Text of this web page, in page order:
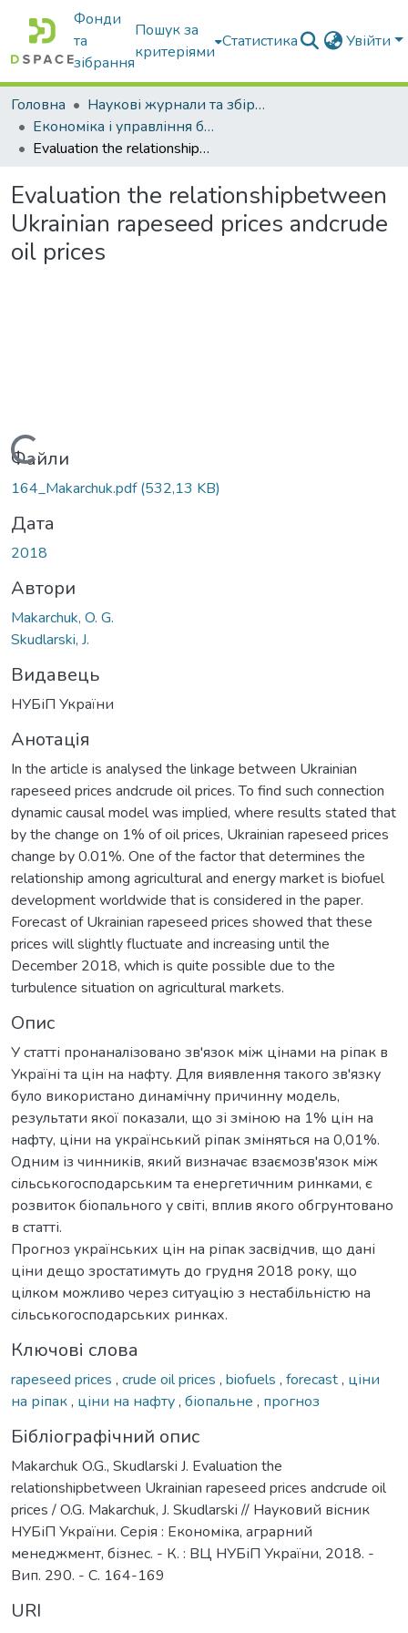
Фонди
та
зібрання
Пошук за
критеріями
Статистика Увійти
Головна
Наукові журнали та збірники видань
Економіка і управління бізнесом
Evaluation the relationshipbetween Ukrainian rapeseed prices andcrude oil prices
Evaluation the relationshipbetween
Ukrainian rapeseed prices andcrude
oil prices
Вантажиться...
Файли
164_Makarchuk.pdf(532,13 KB)
Дата
2018
Автори
Makarchuk, O. G.
Skudlarski, J.
Видавець
НУБіП України
Анотація
In the article is analysed the linkage between Ukrainian
rapeseed prices andcrude oil prices. To find such connection
dynamic causal model was implied, where results stated that
by the change on 1% of oil prices, Ukrainian rapeseed prices
change by 0.01%. One of the factor that determines the
relationship among agricultural and energy market is biofuel
development worldwide that is considered in the paper.
Forecast of Ukrainian rapeseed prices showed that these
prices will slightly fluctuate and increasing until the
December 2018, which is quite possible due to the
turbulence situation on agricultural markets.
Опис
У статті пронаналізовано зв'язок між цінами на ріпак в
Україні та цін на нафту. Для виявлення такого зв'язку
було використано динамічну причинну модель,
результати якої показали, що зі зміною на 1% цін на
нафту, ціни на український ріпак зміняться на 0,01%.
Одним із чинників, який визначає взаємозв'язок між
сільськогосподарським та енергетичним ринками, є
розвиток біопального у світі, вплив якого обгрунтовано
в статті.
Прогноз українських цін на ріпак засвідчив, що дані
ціни дещо зростатимуть до грудня 2018 року, що
цілком можливо через ситуацію з нестабільністю на
сільськогосподарських ринках.
Ключові слова
rapeseed prices , crude oil prices , biofuels , forecast, ціни
на ріпак, ціни на нафту, біопальне , прогноз
Бібліографічний опис
Makarchuk O.G., Skudlarski J. Evaluation the
relationshipbetween Ukrainian rapeseed prices andcrude oil
prices / O.G. Makarchuk, J. Skudlarski // Науковий вісник
НУБіП України. Серія : Економіка, аграрний
менеджмент, бізнес. - К. : ВЦ НУБіП України, 2018. -
Вип. 290. - С. 164-169
URI